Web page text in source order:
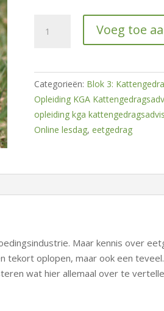
van
Voeg toe
Categorieën: Blok 3:
Opleiding KGA
opleiding kga
Online lesdag, eetgedrag
Maar kennis over
tekort oplopen, maar ook een teveel.
wat hier allemaal over te